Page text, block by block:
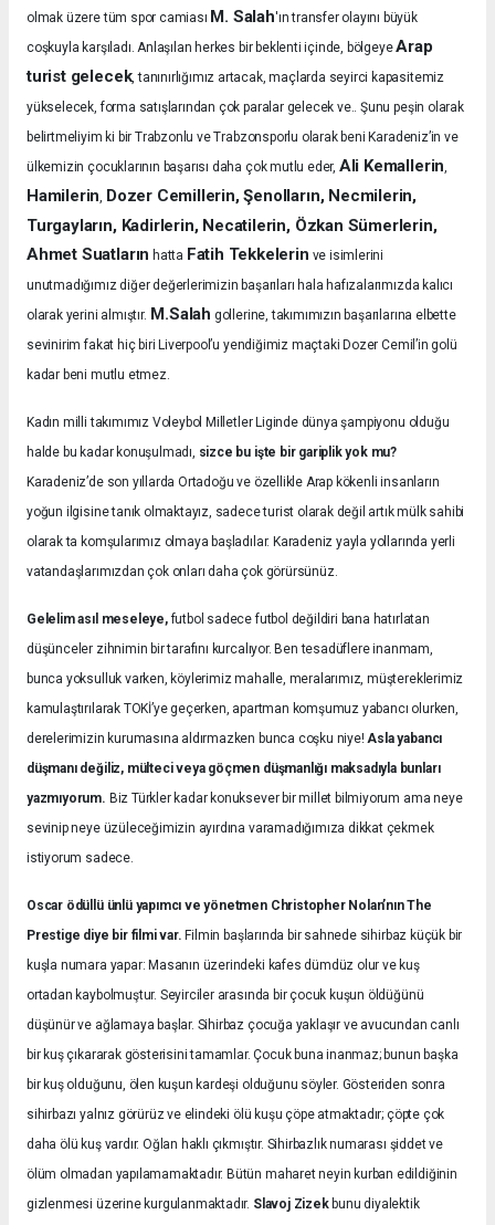
olmak üzere tüm spor camiası M. Salah'ın transfer olayını büyük
coşkuyla karşıladı.Anlaşılan herkes bir beklenti içinde, bölgeyeArap
turist gelecek, tanınırlığımız artacak, maçlarda seyirci kapasitemiz
yükselecek, forma satışlarından çok paralar gelecek ve.. Şunu peşin olarak
belirtmeliyim ki bir Trabzonlu ve Trabzonsporlu olarak beni Karadeniz’in ve
ülkemizin çocuklarının başarısı daha çok mutlu eder, Ali Kemallerin,
Hamilerin, Dozer Cemillerin, Şenolların, Necmilerin,
Turgayların, Kadirlerin, Necatilerin, Özkan Sümerlerin,
Ahmet Suatların hatta Fatih Tekkelerin ve isimlerini
unutmadığımız diğer değerlerimizin başarıları hala hafızalarımızda kalıcı
olarak yerini almıştır. M.Salah gollerine, takımımızın başarılarına elbette
sevinirim fakat hiç biri Liverpool’u yendiğimiz maçtaki Dozer Cemil’in golü
kadar beni mutlu etmez.
Kadın milli takımımız Voleybol Milletler Liginde dünya şampiyonu olduğu
halde bu kadar konuşulmadı, sizce bu işte bir gariplik yok mu?
Karadeniz’de son yıllarda Ortadoğu ve özellikle Arap kökenli insanların
yoğun ilgisine tanık olmaktayız, sadece turist olarak değil artık mülk sahibi
olarak ta komşularımız olmaya başladılar. Karadeniz yayla yollarında yerli
vatandaşlarımızdan çok onları daha çok görürsünüz.
Gelelim asıl meseleye,futbol sadece futbol değildiri bana hatırlatan
düşünceler zihnimin bir tarafını kurcalıyor. Ben tesadüflere inanmam,
bunca yoksulluk varken, köylerimiz mahalle, meralarımız, müştereklerimiz
kamulaştırılarak TOKİ’ye geçerken, apartman komşumuz yabancı olurken,
derelerimizin kurumasına aldırmazken bunca coşku niye!Asla yabancı
düşmanı değiliz, mülteci veya göçmen düşmanlığı maksadıyla bunları
yazmıyorum. Biz Türkler kadar konuksever bir millet bilmiyorum ama neye
sevinip neye üzüleceğimizin ayırdına varamadığımıza dikkat çekmek
istiyorum sadece.
Oscar ödüllü ünlü yapımcı ve yönetmen Christopher Nolan’nın The
Prestige diye bir filmi var. Filmin başlarında bir sahnede sihirbaz küçük bir
kuşla numara yapar: Masanın üzerindeki kafes dümdüz olur ve kuş
ortadan kaybolmuştur. Seyirciler arasında bir çocuk kuşun öldüğünü
düşünür ve ağlamaya başlar. Sihirbaz çocuğa yaklaşır ve avucundan canlı
bir kuş çıkararak gösterisini tamamlar. Çocuk buna inanmaz; bunun başka
bir kuş olduğunu, ölen kuşun kardeşi olduğunu söyler. Gösteriden sonra
sihirbazı yalnız görürüz ve elindeki ölü kuşu çöpe atmaktadır; çöpte çok
daha ölü kuş vardır. Oğlan haklı çıkmıştır. Sihirbazlık numarası şiddet ve
ölüm olmadan yapılamamaktadır. Bütün maharet neyin kurban edildiğinin
gizlenmesi üzerine kurgulanmaktadır. Slavoj Zizekbunu diyalektik